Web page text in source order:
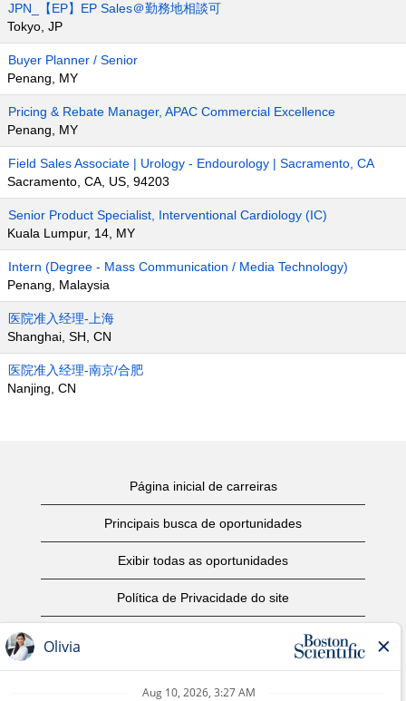
JPN_【EP】EP Sales＠勤務地相談可
Tokyo, JP
Buyer Planner / Senior
Penang, MY
Pricing & Rebate Manager, APAC Commercial Excellence
Penang, MY
Field Sales Associate | Urology - Endourology | Sacramento, CA
Sacramento, CA, US, 94203
Senior Product Specialist, Interventional Cardiology (IC)
Kuala Lumpur, 14, MY
Intern (Degree - Mass Communication / Media Technology)
Penang, Malaysia
医院准入经理-上海
Shanghai, SH, CN
医院准入经理-南京/合肥
Nanjing, CN
Página inicial de carreiras
Principais busca de oportunidades
Exibir todas as oportunidades
Política de Privacidade do site
Aviso de Direitos Autorais